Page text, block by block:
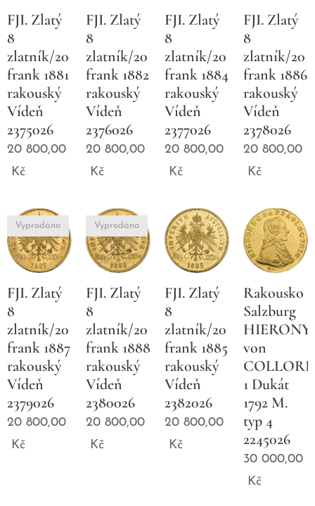
FJI. Zlatý
8
zlatník/20
frank 1881
rakouský
Vídeň
2375026
20 800,00
Kč
FJI. Zlatý
8
zlatník/20
frank 1882
rakouský
Vídeň
2376026
20 800,00
Kč
FJI. Zlatý
8
zlatník/20
frank 1884
rakouský
Vídeň
2377026
20 800,00
Kč
FJI. Zlatý
8
zlatník/20
frank 1886
rakouský
Vídeň
2378026
20 800,00
Kč
FJI. Zlatý
8
zlatník/20
frank 1887
rakouský
Vídeň
2379026
Vyprodáno
20 800,00
Kč
FJI. Zlatý
8
zlatník/20
frank 1888
rakouský
Vídeň
2380026
Vyprodáno
20 800,00
Kč
FJI. Zlatý
8
zlatník/20
frank 1885
rakouský
Vídeň
2382026
20 800,00
Kč
Rakousko
Salzburg
von
1 Dukát
1792 M.
typ 4
2245026
30 000,00
Kč